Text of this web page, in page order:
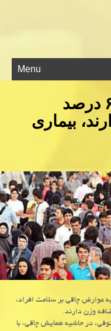
Menu
دبیر همایش چاقی؛ ۶۰ درصد
بیماری
عوارض چاقی بر سلامت افراد،
در حاشیه همایش چاقی، با